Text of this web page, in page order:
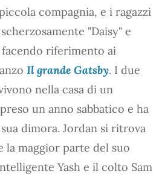
compagnia, e i ragazzi
"Daisy" e
riferimento ai
Il grande Gatsby. I due
nella casa di un
un anno sabbatico e ha
dimora. Jordan si ritrova
la maggior parte del suo
Yash e il colto Sam